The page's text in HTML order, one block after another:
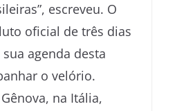
escreveu. O
oficial de três dias
agenda desta
o velório.
na Itália,